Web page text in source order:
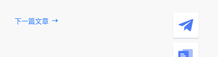
下一篇文章